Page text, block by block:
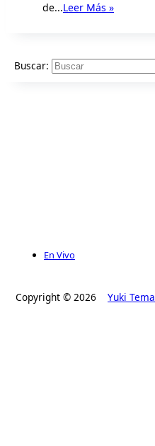
de...Leer Más »
Buscar:
En Vivo
Copyright © 2026 Yuki Tema